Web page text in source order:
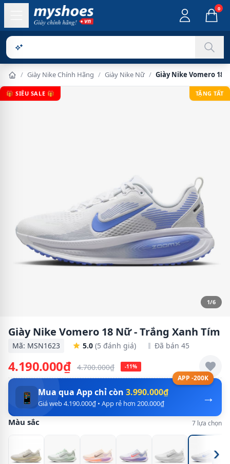
0
Sản phẩm c
/ Giày Nike Chính Hãng / Giày Nike Nữ / Giày Nike Vomero 18
🎁 SIÊU SALE 🎁 TẶNG TẤT
1/6
Giày Nike Vomero 18 Nữ - Trắng Xanh Tím
Mã: MSN1623 5.0 (5 đánh giá) Đã bán 45
4.190.000₫ 4.700.000₫ -11%
APP -200K
→
📱 Mua qua App chỉ còn 3.990.000₫
Giá web 4.190.000₫ • App rẻ hơn 200.000₫
Màu sắc 7 lựa chọn
›